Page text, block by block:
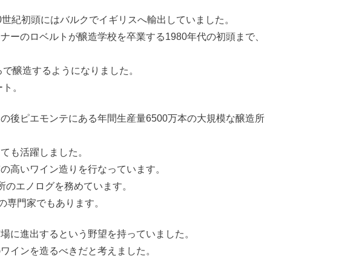
紀初頭にはバルクでイギリスへ輸出していました。
ーのロベルトが醸造学校を卒業する1980年代の初頭まで、
醸造するようになりました。
。
後ピエモンテにある年間生産量6500万本の大規模な醸造所
も活躍しました。
高いワイン造りを行なっています。
エノログを務めています。
専門家でもあります。
に進出するという野望を持っていました。
インを造るべきだと考えました。